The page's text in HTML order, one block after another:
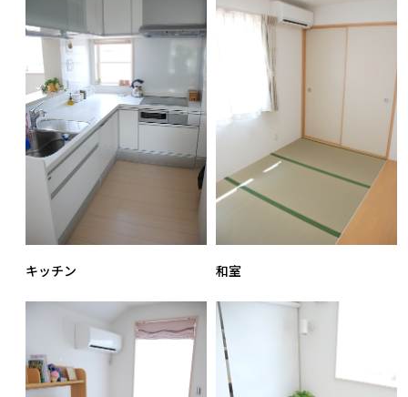
キッチン 和室